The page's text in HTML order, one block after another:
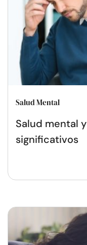
Salud Mental
Salud mental
significativos